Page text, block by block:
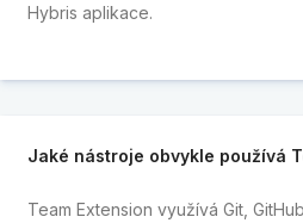
Hybris aplikace.
Jaké nástroje obvykle používá
Team Extension využívá Git,